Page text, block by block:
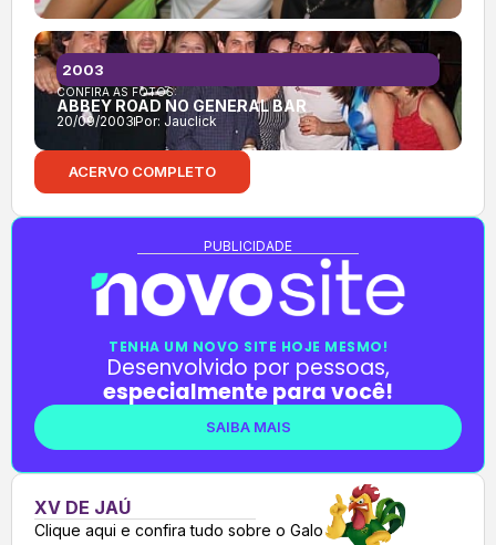
CONFIRA AS FOTOS:
ABBEY ROAD NO GENERAL BAR
20/09/2003Por: Jauclick
2003
ACERVO COMPLETO
PUBLICIDADE
TENHA UM NOVO SITE HOJE MESMO!
Desenvolvido por pessoas,
especialmente para você!
SAIBA MAIS
XV DE JAÚ
Clique aqui e confira tudo sobre o Galo